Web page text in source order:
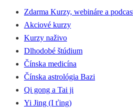
Zdarma Kurzy, webináre a
Akciové kurzy
Kurzy naživo
Dlhodobé štúdium
Čínska medicína
Čínska astrológia Bazi
Qi gong a Tai ji
Yi Jing (I ťing)